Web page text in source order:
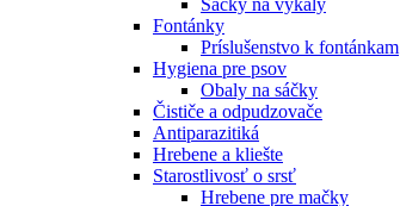
Sáčky na výkaly
Fontánky
Príslušenstvo k fontánkam
Hygiena pre psov
Obaly na sáčky
Čističe a odpudzovače
Antiparazitiká
Hrebene a kliešte
Starostlivosť o srsť
Hrebene pre mačky